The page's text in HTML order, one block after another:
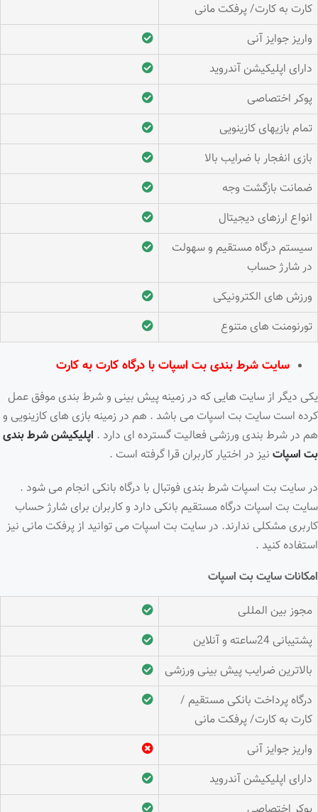
کارت به کارت/ پرفکت مانی
واریز جوایز آنی
دارای اپلیکیشن آندروید
پوکر اختصاصی
تمام بازیهای کازینویی
بازی انفجار با ضرایب بالا
ضمانت بازگشت وجه
انواع ارزهای دیجیتال
سیستم درگاه مستقیم و سهولت
در شارژ حساب
ورزش های الکترونیکی
تورنومنت های متنوع
سایت شرط بندی بت اسپات با درگاه کارت به کارت
یکی دیگر از سایت هایی که در زمینه پیش بینی و شرط بندی موفق عمل
کرده است سایت بت اسپات می باشد . هم در زمینه بازی های کازینویی و
هم در شرط بندی ورزشی فعالیت گسترده ای دارد . اپلیکیشن شرط بندی
بت اسپات نیز در اختیار کاربران قرا گرفته است .
در سایت بت اسپات شرط بندی فوتبال با درگاه بانکی انجام می شود .
سایت بت اسپات درگاه مستقیم بانکی دارد و کاربران برای شارژ حساب
کاربری مشکلی ندارند. در سایت بت اسپات می توانید از پرفکت مانی نیز
استفاده کنید .
امکانات سایت بت اسپات
مجوز بین المللی
پشتیبانی 24ساعته و آنلاین
بالاترین ضرایب پیش بینی ورزشی
درگاه پرداخت بانکی مستقیم /
کارت به کارت/ پرفکت مانی
واریز جوایز آنی
دارای اپلیکیشن آندروید